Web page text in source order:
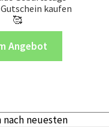
kaufen
🥰
Angebot